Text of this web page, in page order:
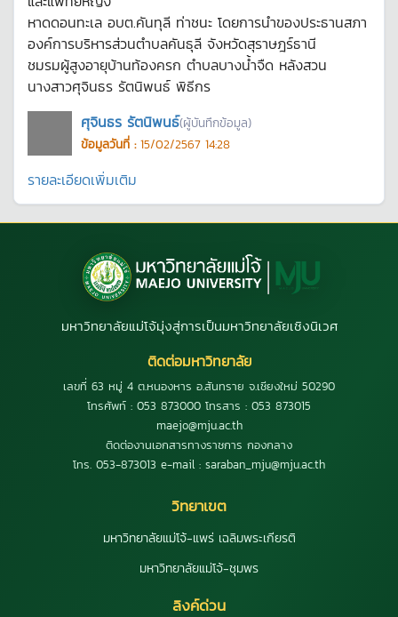
หาดดอนทะเล อบต.คันทุลี ท่าชนะ โดยการนำของประธานสภา
องค์การบริหารส่วนตำบลคันธุลี จังหวัดสุราษฎร์ธานี
ชมรมผู้สูงอายุบ้านท้องครก ตำบลบางน้ำจืด หลังสวน
นางสาวศุจินธร รัตนิพนธ์ พิธีกร
ศุจินธร รัตนิพนธ์(ผู้บันทึกข้อมูล)
ข้อมูลวันที่ : 15/02/2567 14:28
รายละเอียดเพิ่มเติม
มหาวิทยาลัยแม่โจ้มุ่งสู่การเป็นมหาวิทยาลัยเชิงนิเวศ
ติดต่อมหาวิทยาลัย
เลขที่ 63 หมู่ 4 ต.หนองหาร อ.สันทราย จ.เชียงใหม่ 50290
โทรศัพท์ : 053 873000 โทรสาร : 053 873015
maejo@mju.ac.th
ติดต่องานเอกสารทางราชการ กองกลาง
โทร. 053-873013 e-mail : saraban_mju@mju.ac.th
วิทยาเขต
มหาวิทยาลัยแม่โจ้-แพร่ เฉลิมพระเกียรติ
มหาวิทยาลัยแม่โจ้-ชุมพร
ลิงค์ด่วน